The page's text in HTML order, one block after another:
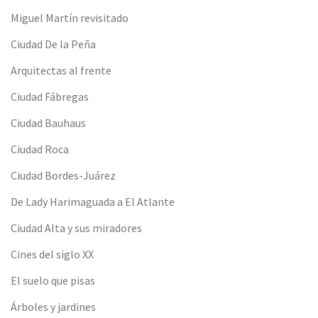
Miguel Martín revisitado
Ciudad De la Peña
Arquitectas al frente
Ciudad Fábregas
Ciudad Bauhaus
Ciudad Roca
Ciudad Bordes-Juárez
De Lady Harimaguada a El Atlante
Ciudad Alta y sus miradores
Cines del siglo XX
El suelo que pisas
Árboles y jardines